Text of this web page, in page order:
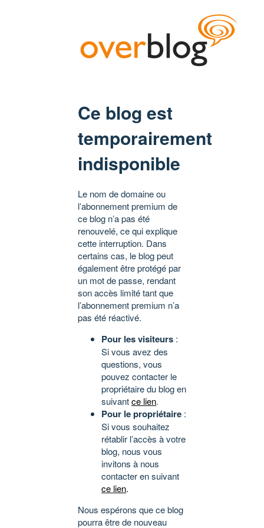
Ce blog est
temporairement
indisponible
Le nom de domaine ou
l’abonnement premium de
ce blog n’a pas été
renouvelé, ce qui explique
cette interruption. Dans
certains cas, le blog peut
également être protégé par
un mot de passe, rendant
son accès limité tant que
l’abonnement premium n’a
pas été réactivé.
Pour les visiteurs :
Si vous avez des
questions, vous
pouvez contacter le
propriétaire du blog en
suivantce lien.
Pour le propriétaire :
Si vous souhaitez
rétablir l’accès à votre
blog, nous vous
invitons à nous
contacter en suivant
ce lien.
Nous espérons que ce blog
pourra être de nouveau